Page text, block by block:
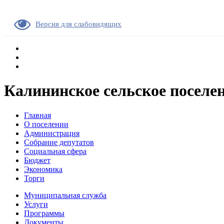
Версия для слабовидящих
Калининское сельское
Главная
О поселении
Администрация
Собрание депутатов
Социальная сфера
Бюджет
Экономика
Торги
Муниципальная служба
Услуги
Программы
Документы